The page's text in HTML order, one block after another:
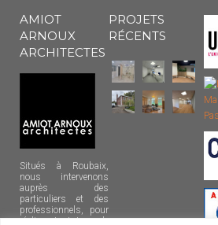
AMIOT
ARNOUX
ARCHITECTES
Situés à Roubaix,
nous intervenons
auprès des
particuliers et des
professionnels, pour
réaliser tout type de
PROJETS
RÉCENTS